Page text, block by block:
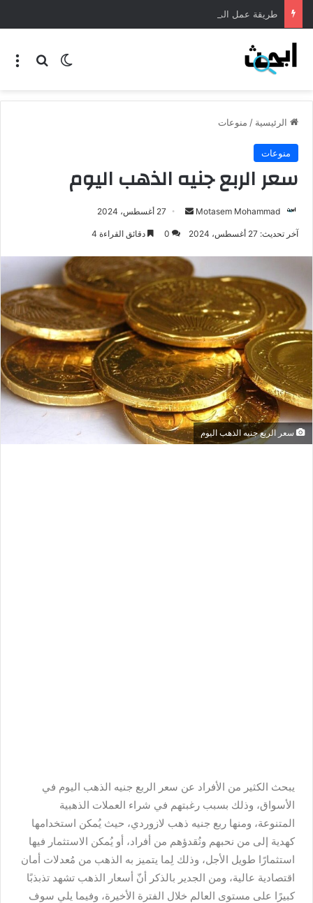
طريقة عمل المنسف الاردني
الرئيسية / منوعات
منوعات
سعر الربع جنيه الذهب اليوم
Motasem Mohammad 27 أغسطس، 2024
آخر تحديث: 27 أغسطس، 2024 0 دقائق القراءة 4
سعر الربع جنيه الذهب اليوم
يبحث الكثير من الأفراد عن سعر الربع جنيه الذهب اليوم في
الأسواق، وذلك بسبب رغبتهم في شراء العملات الذهبية
المتنوعة، ومنها ربع جنيه ذهب لازوردي، حيث يُمكن استخدامها
كهدية إلى من نحبهم ونُقدؤهم من أفراد، أو يُمكن الاستثمار فيها
استثمارًا طويل الأجل، وذلك لِما يتميز به الذهب من مُعدلات أمان
اقتصادية عالية، ومن الجدير بالذكر أنّ أسعار الذهب تشهد تذبذبًا
كبيرًا على مستوى العالم خلال الفترة الأخيرة، وفيما يلي سوف